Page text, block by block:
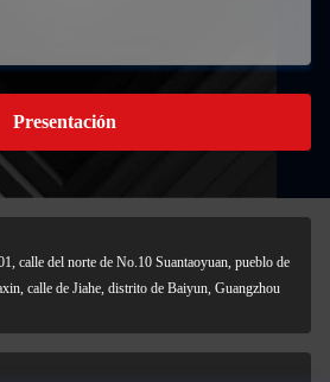
Presentación
calle del norte de No.10 Suantaoyuan, pueblo de
calle de Jiahe, distrito de Baiyun, Guangzhou